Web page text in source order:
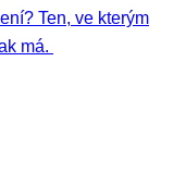
Ten, ve kterým
má.